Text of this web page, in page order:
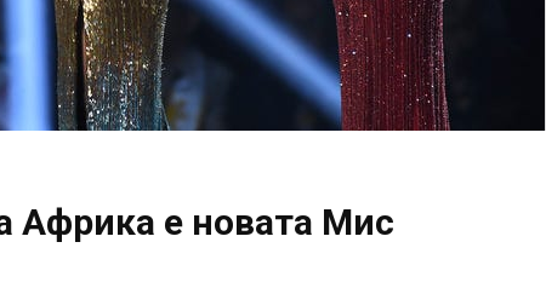
Африка е новата Мис